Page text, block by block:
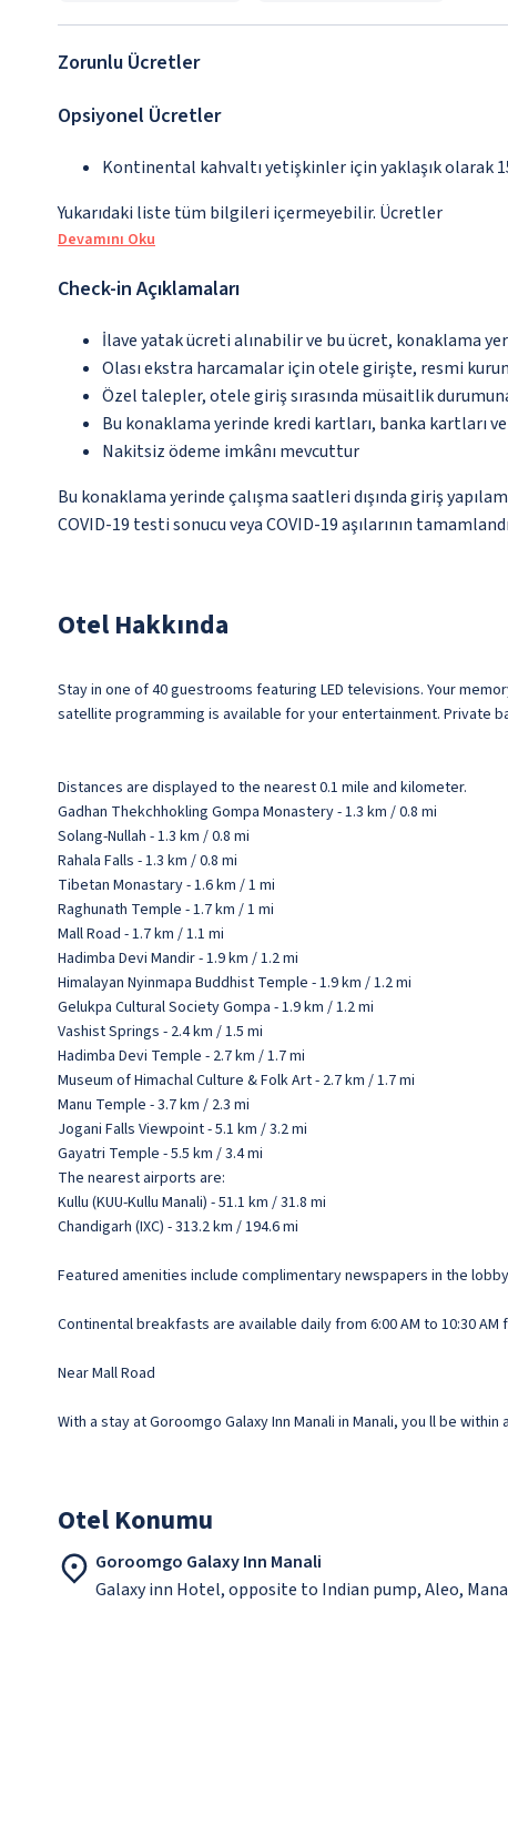
Zorunlu Ücretler
Opsiyonel Ücretler
Kontinental kahvaltı yetişkinler için yaklaşık olarak
Yukarıdaki liste tüm bilgileri içermeyebilir. Ücretler
Devamını Oku
Check-in Açıklamaları
İlave yatak ücreti alınabilir ve bu ücret, konaklama
Olası ekstra harcamalar için otele girişte, resmi
Özel talepler, otele giriş sırasında müsaitlik
Bu konaklama yerinde kredi kartları, banka kartları
Nakitsiz ödeme imkânı mevcuttur
Bu konaklama yerinde çalışma saatleri dışında giriş
COVID-19 testi sonucu veya COVID-19 aşılarının
Otel Hakkında
Stay in one of 40 guestrooms featuring LED televisions. Your
satellite programming is available for your entertainment. Private
Distances are displayed to the nearest 0.1 mile and kilometer.
Gadhan Thekchhokling Gompa Monastery - 1.3 km / 0.8 mi
Solang-Nullah - 1.3 km / 0.8 mi
Rahala Falls - 1.3 km / 0.8 mi
Tibetan Monastary - 1.6 km / 1 mi
Raghunath Temple - 1.7 km / 1 mi
Mall Road - 1.7 km / 1.1 mi
Hadimba Devi Mandir - 1.9 km / 1.2 mi
Himalayan Nyinmapa Buddhist Temple - 1.9 km / 1.2 mi
Gelukpa Cultural Society Gompa - 1.9 km / 1.2 mi
Vashist Springs - 2.4 km / 1.5 mi
Hadimba Devi Temple - 2.7 km / 1.7 mi
Museum of Himachal Culture & Folk Art - 2.7 km / 1.7 mi
Manu Temple - 3.7 km / 2.3 mi
Jogani Falls Viewpoint - 5.1 km / 3.2 mi
Gayatri Temple - 5.5 km / 3.4 mi
The nearest airports are:
Kullu (KUU-Kullu Manali) - 51.1 km / 31.8 mi
Chandigarh (IXC) - 313.2 km / 194.6 mi
Featured amenities include complimentary newspapers in the
Continental breakfasts are available daily from 6:00 AM to 10:30 AM
Near Mall Road
With a stay at Goroomgo Galaxy Inn Manali in Manali, you ll be
Otel Konumu
Goroomgo Galaxy Inn Manali
Galaxy inn Hotel, opposite to Indian pump, Aleo,